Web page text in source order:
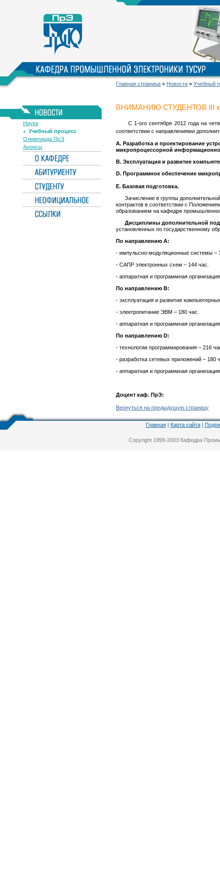
Главная страница » Новости » Учебный
Наука
Учебный процесс
Олимпиада ПрЭ
Анонсы
ВНИМАНИЮ СТУДЕНТОВ III
C 1-ого сентября 2012 года на
соответствии с направлениями
A. Разработка и проектирование
микропроцессорной
В. Эксплуатация и развитие
D. Программное обеспечение
Е. Базовая подготовка.
Зачисление в группы дополнительной
контрактов в соответствии с
образованием на кафедре
Дисциплины дополнительной
установленных по государственному
По направлению А:
- импульсно-модуляционные системы –
- САПР электронных схем – 144 час.
- аппаратная и программная
По направлению В:
- эксплуатация и развитие
- электропитание ЭВМ – 180 час.
- аппаратная и программная
По направлению D:
- технологии программирования – 216
- разработка сетевых приложений – 180
- аппаратная и программная
Доцент каф. ПрЭ:
Вернуться на предыдущую страницу
Главная| Карта сайта|
Copyright 1999-2003 Кафедра